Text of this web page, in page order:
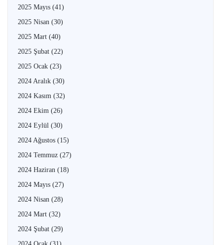
2025 Mayıs (41)
2025 Nisan (30)
2025 Mart (40)
2025 Şubat (22)
2025 Ocak (23)
2024 Aralık (30)
2024 Kasım (32)
2024 Ekim (26)
2024 Eylül (30)
2024 Ağustos (15)
2024 Temmuz (27)
2024 Haziran (18)
2024 Mayıs (27)
2024 Nisan (28)
2024 Mart (32)
2024 Şubat (29)